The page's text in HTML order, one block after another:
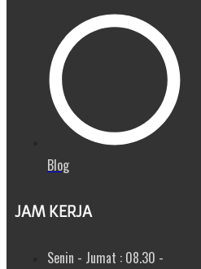
Blog
JAM KERJA
Senin - Jumat : 08.30 -